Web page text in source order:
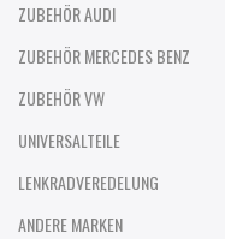
ZUBEHÖR AUDI
ZUBEHÖR MERCEDES BENZ
ZUBEHÖR VW
UNIVERSALTEILE
LENKRADVEREDELUNG
ANDERE MARKEN